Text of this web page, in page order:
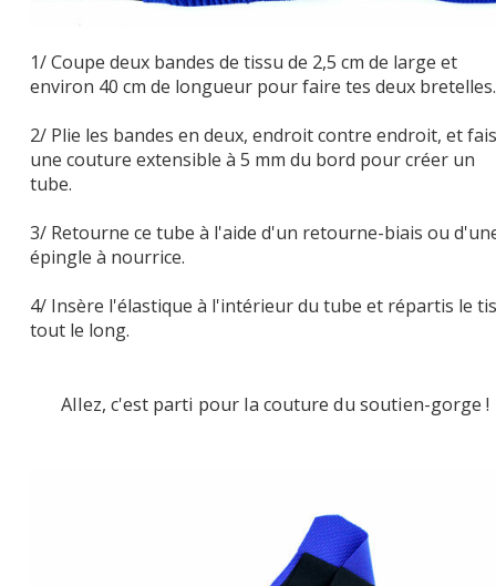
1/ Coupe deux bandes de tissu de 2,5 cm de large et
environ 40 cm de longueur pour faire tes deux bretelles.
2/ Plie les bandes en deux, endroit contre endroit, et fais
une couture extensible à 5 mm du bord pour créer un
tube.
3/ Retourne ce tube à l'aide d'un retourne-biais ou
épingle à nourrice.
4/ Insère l'élastique à l'intérieur du tube et répartis le
tout le long.
Allez, c'est parti pour la couture du soutien-gorge !